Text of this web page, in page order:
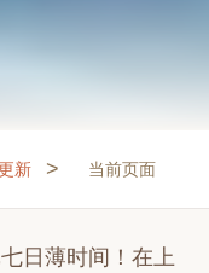
新 > 当前页面
日薄时间！在上